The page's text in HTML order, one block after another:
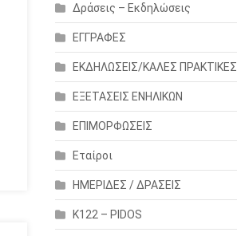
Δράσεις – Εκδηλώσεις
ΕΓΓΡΑΦΕΣ
ΕΚΔΗΛΩΣΕΙΣ/ΚΑΛΕΣ ΠΡΑΚΤΙΚΕΣ
ΕΞΕΤΑΣΕΙΣ ΕΝΗΛΙΚΩΝ
ΕΠΙΜΟΡΦΩΣΕΙΣ
Εταίροι
ΗΜΕΡΙΔΕΣ / ΔΡΑΣΕΙΣ
Κ122 – PIDOS